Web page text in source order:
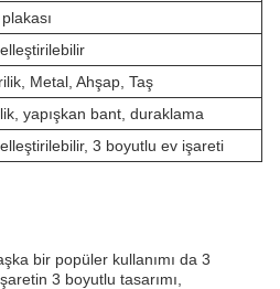
Metal, Ahşap, Taş
yapışkan bant, duraklama
3 boyutlu ev işareti
bir popüler kullanımı da 3
3 boyutlu tasarımı,